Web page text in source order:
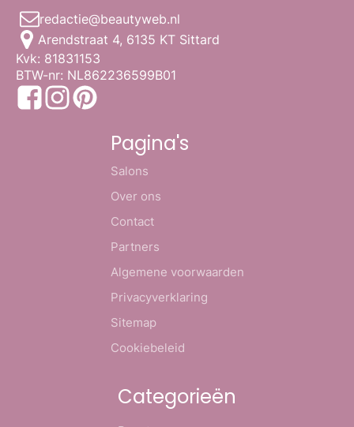
redactie@beautyweb.nl
Arendstraat 4, 6135 KT Sittard
Kvk: 81831153
BTW-nr: NL862236599B01
Pagina's
Salons
Over ons
Contact
Partners
Algemene voorwaarden
Privacyverklaring
Sitemap
Cookiebeleid
Categorieën